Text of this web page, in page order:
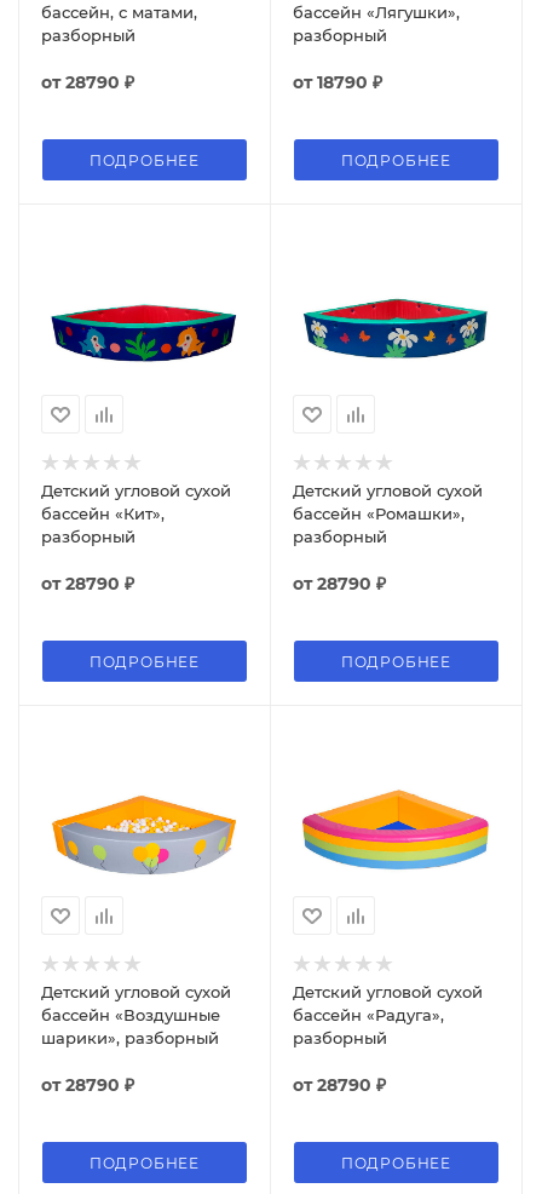
бассейн, с матами,
разборный
от28790 ₽
ПОДРОБНЕЕ
бассейн «Лягушки»,
разборный
от18790 ₽
ПОДРОБНЕЕ
Детский угловой сухой
бассейн «Кит»,
разборный
от28790 ₽
ПОДРОБНЕЕ
Детский угловой сухой
бассейн «Ромашки»,
разборный
от28790 ₽
ПОДРОБНЕЕ
Детский угловой сухой
бассейн «Воздушные
шарики», разборный
от28790 ₽
ПОДРОБНЕЕ
Детский угловой сухой
бассейн «Радуга»,
разборный
от28790 ₽
ПОДРОБНЕЕ